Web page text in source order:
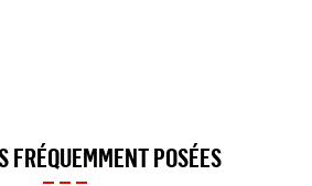
FRÉQUEMMENT POSÉES